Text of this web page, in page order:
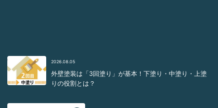
2026.08.05
外壁塗装は「3回塗り」が基本！下塗り・中塗り・上塗
りの役割とは？